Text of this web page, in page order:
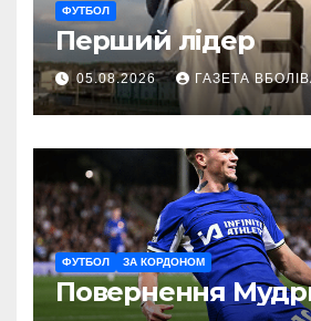
ФУТБОЛ
Перший лідер
05.08.2026 ГАЗЕТА
ФУТБОЛ ЗА КОРДОНОМ
Повернення